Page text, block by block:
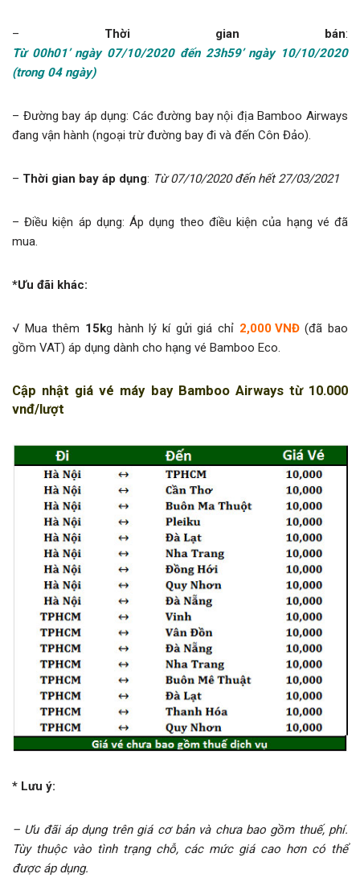
– Thời gian bán:
Từ 00h01’ ngày 07/10/2020 đến 23h59’ ngày 10/10/2020
(trong 04 ngày)
– Đường bay áp dụng: Các đường bay nội địa Bamboo Airways
đang vận hành (ngoại trừ đường bay đi và đến Côn Đảo).
– Thời gian bay áp dụng: Từ 07/10/2020 đến hết 27/03/2021
– Điều kiện áp dụng: Áp dụng theo điều kiện của hạng vé đã
mua.
*Ưu đãi khác:
√ Mua thêm 15kg hành lý kí gửi giá chỉ 2,000 VNĐ(đã bao
gồm VAT) áp dụng dành cho hạng vé Bamboo Eco.
Cập nhật giá vé máy bay Bamboo Airways từ 10.000
vnđ/lượt
* Lưu ý:
– Ưu đãi áp dụng trên giá cơ bản và chưa bao gồm thuế, phí.
Tùy thuộc vào tình trạng chỗ, các mức giá cao hơn có thể
được áp dụng.